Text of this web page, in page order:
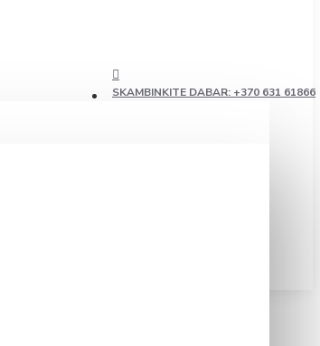
SKAMBINKITE DABAR: +370 631 61866